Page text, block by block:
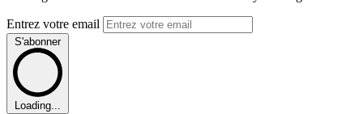
Entrez votre email
S'abonner
Loading...